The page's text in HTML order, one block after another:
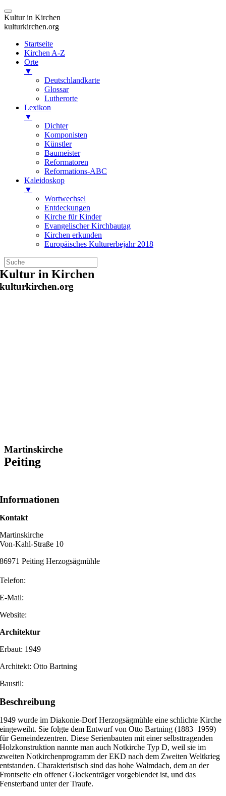
Kultur in Kirchen
kulturkirchen.org
Startseite
Kirchen A-Z
Orte
▼
Deutschlandkarte
Glossar
Lutherorte
Lexikon
▼
Dichter
Komponisten
Künstler
Baumeister
Reformatoren
Reformations-ABC
Kaleidoskop
▼
Wortwechsel
Entdeckungen
Kirche für Kinder
Evangelischer Kirchbautag
Kirchen erkunden
Europäisches Kulturerbejahr 2018
Zum
Inhalt
springen
Kultur in Kirchen
kulturkirchen.org
Martinskirche
Peiting
Informationen
Kontakt
Martinskirche
Von-Kahl-Straße 10
86971 Peiting Herzogsägmühle
Telefon:
E-Mail:
Website:
Architektur
Erbaut: 1949
Architekt: Otto Bartning
Baustil:
Beschreibung
1949 wurde im Diakonie-Dorf Herzogsägmühle eine schlichte Kirche
eingeweiht. Sie folgte dem Entwurf von Otto Bartning (1883–1959)
für Gemeindezentren. Diese Serienbauten mit einer selbsttragenden
Holzkonstruktion nannte man auch Notkirche Typ D, weil sie im
zweiten Notkirchenprogramm der EKD nach dem Zweiten Weltkrieg
entstanden. Charakteristisch sind das hohe Walmdach, dem an der
Frontseite ein offener Glockenträger vorgeblendet ist, und das
Fensterband unter der Traufe.